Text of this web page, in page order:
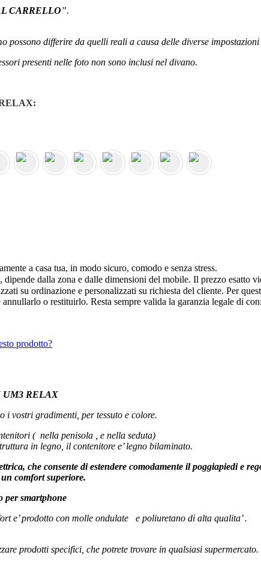
CARRELLO”.
possono differire da quelli reali a causa delle diverse
presenti nelle foto non sono inclusi nel divano.
a casa tua, in modo sicuro, comodo e senza stress.
dalla zona e dalle dimensioni del mobile. Il prezzo esatto
su ordinazione e personalizzati su richiesta del cliente. Per
o restituirlo. Resta sempre valida la garanzia legale di
prodotto?
UM3 RELAX
i vostri gradimenti, per tessuto e colore.
( nella penisola , e nella seduta)
in legno, il contenitore e’ legno bilaminato.
che consente di estendere comodamente il poggiapiedi e
comfort superiore.
per smartphone
e’ prodotto con molle ondulate e poliuretano di alta qualita’ .
prodotti specifici, che potrete trovare in qualsiasi supermercato.